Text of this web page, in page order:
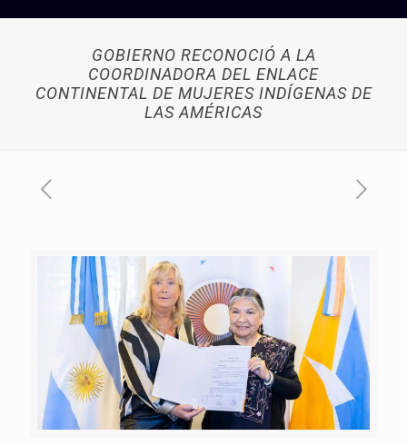
GOBIERNO RECONOCIÓ A LA
COORDINADORA DEL ENLACE
CONTINENTAL DE MUJERES INDÍGENAS DE
LAS AMÉRICAS